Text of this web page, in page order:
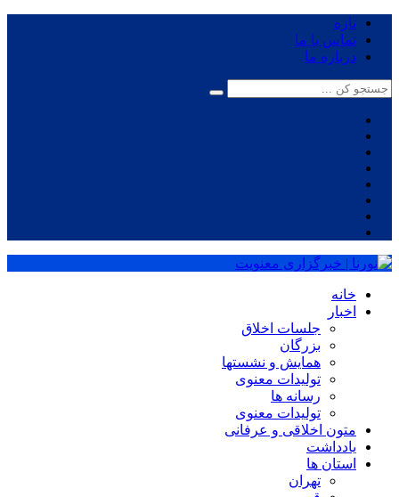
تازه
تماس با ما
درباره ما
خانه
اخبار
جلسات اخلاق
بزرگان
همایش و نشستها
تولیدات معنوی
رسانه ها
تولیدات معنوی
متون اخلاقی و عرفانی
یادداشت
استان ها
تهران